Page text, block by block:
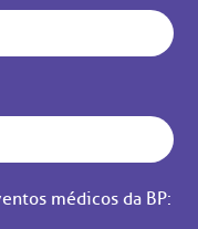
médicos da BP: